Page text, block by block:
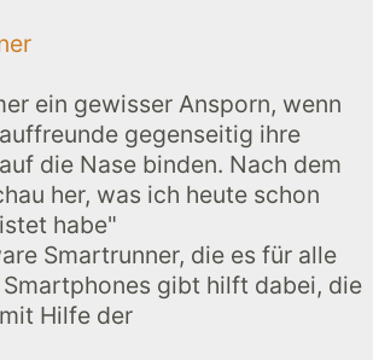
ein gewisser Ansporn, wenn
gegenseitig ihre
die Nase binden. Nach dem
her, was ich heute schon
habe"
Smartrunner, die es für alle
gibt hilft dabei, die
Hilfe der